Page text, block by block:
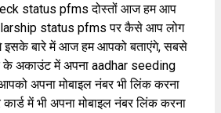
status pfms दोस्तों आज हम आप
status pfms पर कैसे आप लोग
बारे में आज हम आपको बताएंगे, सबसे
अकाउंट में अपना aadhar seeding
अपना मोबाइल नंबर भी लिंक करना
में भी अपना मोबाइल नंबर लिंक करना